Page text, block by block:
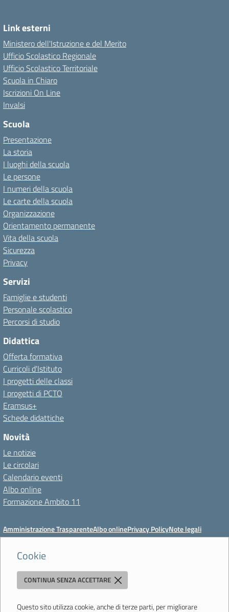
Cookie
CONTINUA SENZA ACCETTARE
Questo sito utilizza cookie, anche di terze parti, per migliorare
Link esterni
Ministero dell'Istruzione e del Merito
Ufficio Scolastico Regionale
Ufficio Scolastico Territoriale
Scuola in Chiaro
Iscrizioni On Line
Invalsi
Scuola
Presentazione
La storia
I luoghi della scuola
Le persone
I numeri della scuola
Le carte della scuola
Organizzazione
Orientamento permanente
Vita della scuola
Sicurezza
Privacy
Servizi
Famiglie e studenti
Personale scolastico
Percorsi di studio
Didattica
Offerta formativa
Curricoli d'Istituto
I progetti delle classi
I progetti di PCTO
Eramsus+
Schede didattiche
Novità
Le notizie
Le circolari
Calendario eventi
Albo online
Formazione Ambito 11
Amministrazione TrasparenteAlbo onlinePrivacy PolicyNote legali
Meccanismo di feedbackDichiarazioni di accessibilitàPreferenze cookie
Istituto di Istruzione Superiore 'Primo Levi'
764354 - Email:mois00200c@istruzione.it- PEC: